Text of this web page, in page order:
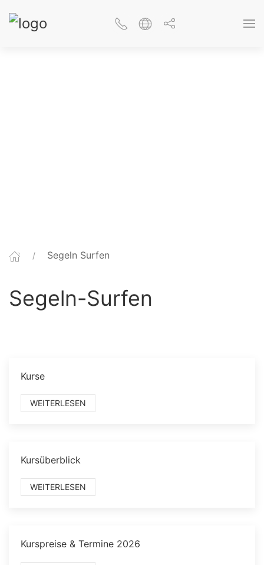
Segeln Surfen
Segeln-Surfen
Kurse
WEITERLESEN
Kursüberblick
WEITERLESEN
Kurspreise & Termine 2026